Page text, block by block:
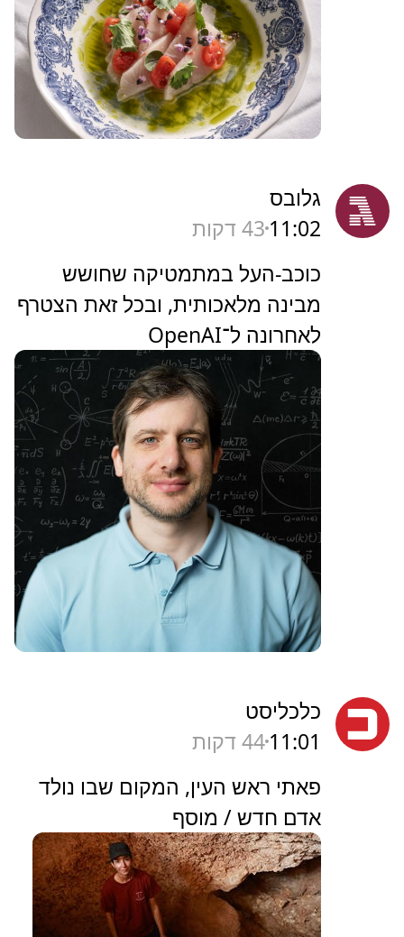
גלובס
11:02 43 דקות
כוכב-העל במתמטיקה שחושש
מבינה מלאכותית, ובכל זאת הצטרף
לאחרונה ל־OpenAI
כלכליסט
11:0144 דקות
פאתי ראש העין, המקום שבו נולד
אדם חדש / מוסף